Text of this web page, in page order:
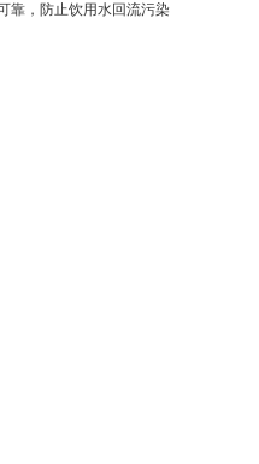
靠，防止饮用水回流污染